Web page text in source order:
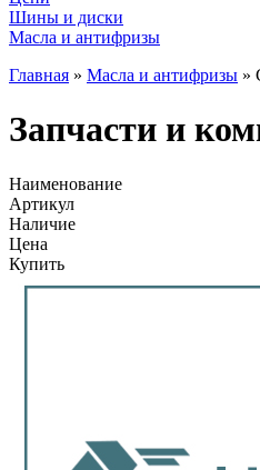
Шины и диски
Масла и антифризы
Главная » Масла и антифризы »
Запчасти и
Наименование
Артикул
Наличие
Цена
Купить